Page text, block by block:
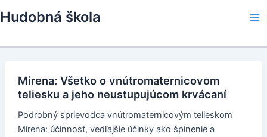
to
Hudobná škola
Mirena: Všetko o vnútromaternicovom
teliesku a jeho neustupujúcom krvácaní
Podrobný sprievodca vnútromaternicovým telieskom
Mirena: účinnosť, vedľajšie účinky ako špinenie a